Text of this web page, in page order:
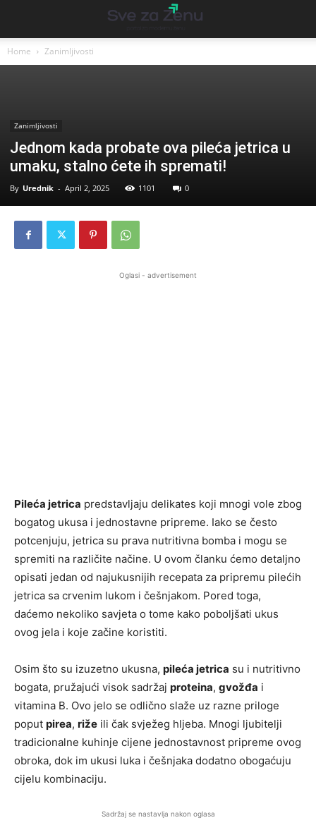
Home Zanimljivosti
Zanimljivosti
Jednom kada probate ova pileća jetrica u
umaku, stalno ćete ih spremati!
By Urednik - April 2, 2025 1101 0
Oglasi - advertisement
Pileća jetrica predstavljaju delikates koji mnogi vole zbog
bogatog ukusa i jednostavne pripreme. Iako se često
potcenjuju, jetrica su prava nutritivna bomba i mogu se
spremiti na različite načine. U ovom članku ćemo detaljno
opisati jedan od najukusnijih recepata za pripremu pilećih
jetrica sa crvenim lukom i češnjakom. Pored toga,
daćemo nekoliko savjeta o tome kako poboljšati ukus
ovog jela i koje začine koristiti.
Osim što su izuzetno ukusna, pileća jetrica su i nutritivno
bogata, pružajući visok sadržaj proteina, gvožđa i
vitamina B. Ovo jelo se odlično slaže uz razne priloge
poput pirea, riže ili čak svježeg hljeba. Mnogi ljubitelji
tradicionalne kuhinje cijene jednostavnost pripreme ovog
obroka, dok im ukusi luka i češnjaka dodatno obogaćuju
cijelu kombinaciju.
Sadržaj se nastavlja nakon oglasa